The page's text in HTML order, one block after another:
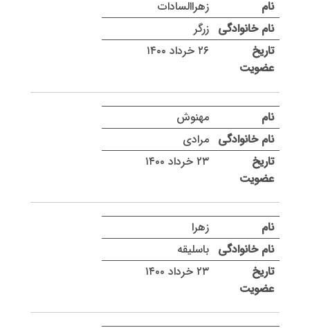
زهراالسادات
زرگر
۲۶ خرداد ۱۴۰۰
مهنوش
مرادی
۲۳ خرداد ۱۴۰۰
زهرا
باسلیقه
۲۳ خرداد ۱۴۰۰